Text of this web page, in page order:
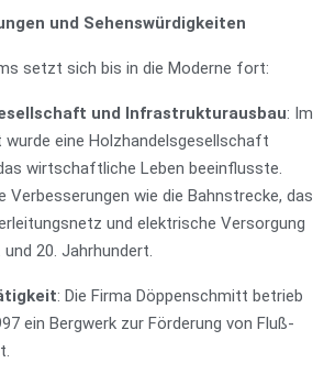
und Sehenswürdigkeiten
setzt sich bis in die Moderne fort:
und Infrastrukturausbau: Im
wurde eine Holzhandelsgesellschaft
wirtschaftliche Leben beeinflusste.
Verbesserungen wie die Bahnstrecke, das
und elektrische Versorgung
20. Jahrhundert.
: Die Firma Döppenschmitt betrieb
ein Bergwerk zur Förderung von Fluß-